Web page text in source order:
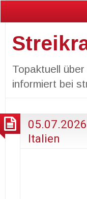
Topaktuell
informiert bei
Italien